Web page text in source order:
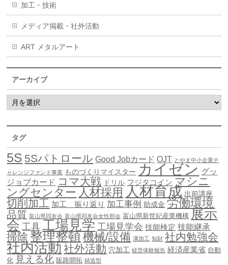
加工・技術
メディア掲載・社外活動
ART メタルアート
アーカイブ
タグ
5S 5Sパトロール Good Jobカード OJT とやま中小企業チ
ャレンジファンド事業 ものづくりマイスター カイゼン グッ
ジョブカード コマ大戦 ドリル フジタコイン マシニ
ングセンター 人材採用 人材育成 出前講座
切削加工 加工 振り返り 加工事例 助成金 労働環境
品質 富山県同友会 富山県同友会女性部会 富山県新世紀産業機構 展示
会 工具 工場見学 工場見学会 技能検定 技能継承
掃除 整理整頓機械/設備 溝加工 知財 社内勉強会
社内活動社外活動 穴加工 経営体験報告 経済産業省 自動
化 見える化 販路開拓 鋳造型